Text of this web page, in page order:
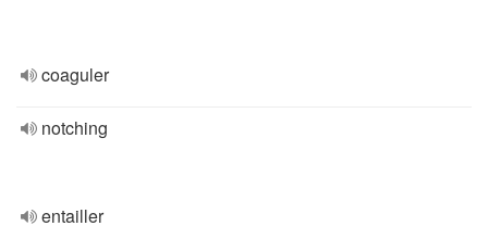
coaguler
notching
entailler